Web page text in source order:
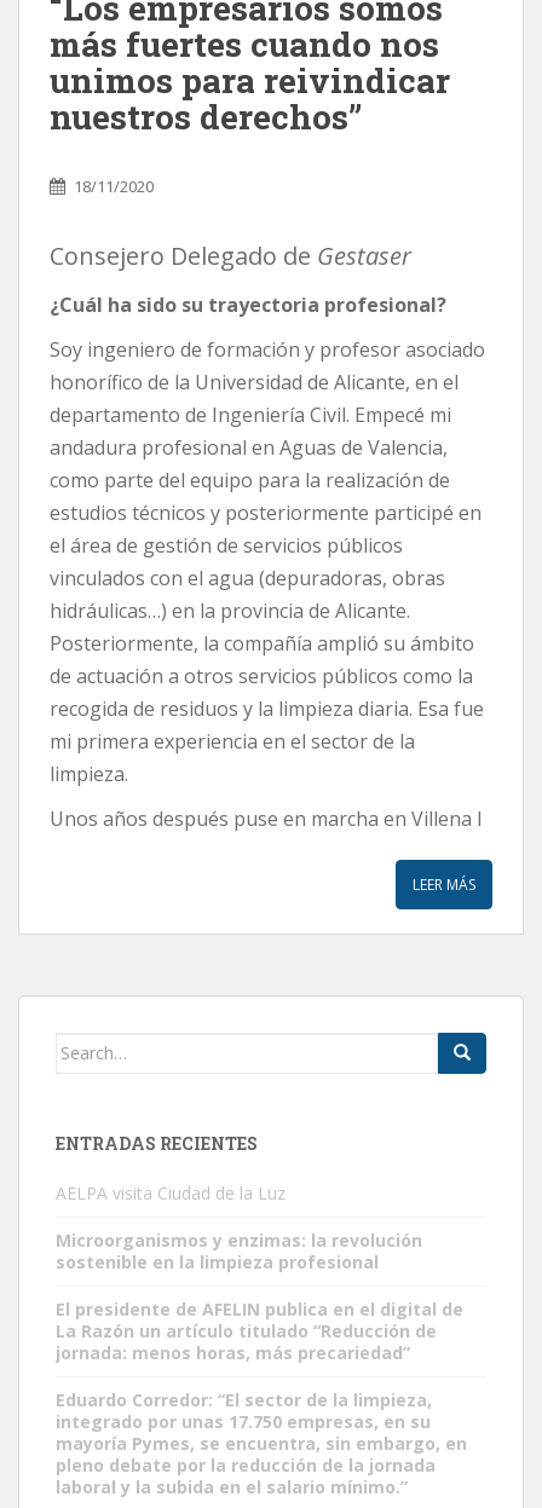
más fuertes cuando nos
unimos para reivindicar
nuestros derechos”
18/11/2020
Consejero Delegado de Gestaser
¿Cuál ha sido su trayectoria profesional?
Soy ingeniero de formación y profesor asociado
honorífico de la Universidad de Alicante, en el
departamento de Ingeniería Civil. Empecé mi
andadura profesional en Aguas de Valencia,
como parte del equipo para la realización de
estudios técnicos y posteriormente participé en
el área de gestión de servicios públicos
vinculados con el agua (depuradoras, obras
hidráulicas…) en la provincia de Alicante.
Posteriormente, la compañía amplió su ámbito
de actuación a otros servicios públicos como la
recogida de residuos y la limpieza diaria. Esa fue
mi primera experiencia en el sector de la
limpieza.
Unos años después puse en marcha en Villena l
LEER MÁS
Search
ENTRADAS RECIENTES
AELPA visita Ciudad de la Luz
Microorganismos y enzimas: la revolución
sostenible en la limpieza profesional
El presidente de AFELIN publica en el digital de
La Razón un artículo titulado “Reducción de
jornada: menos horas, más precariedad”
Eduardo Corredor: “El sector de la limpieza,
integrado por unas 17.750 empresas, en su
mayoría Pymes, se encuentra, sin embargo, en
pleno debate por la reducción de la jornada
laboral y la subida en el salario mínimo.”